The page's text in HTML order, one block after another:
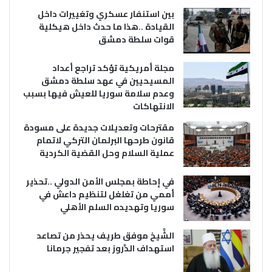
بين استنفار عسكري وتغييرات داخل
القيادة ..هذا ما حدث داخل هيكلية
قوات سلطة دمشق
مجلة أمريكية تؤكد تراجع أعداد
المسيحيين في عهد سلطة دمشق
وعدم سلامة سوريا للعيش فيها بسبب
الانتهاكات
مقترحات وتعديلات جديدة على مسودة
قانون طرحها البرلمان التركي لاتمام
عملية السلام وحل القضية الكردية
في إحاطة بمجلس الأمن الدولي ..تحذير
أممي من تغلغل لتنظيم داعش في
سوريا وتهديده السلم الأهلي
الشَّيخ موفق طريف يحذر من تصاعد
استهداف الدَّروز بعد تفجير جرمانا